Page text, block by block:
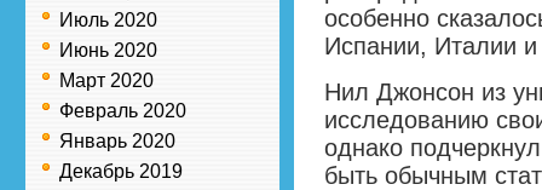
Июль 2020
Июнь 2020
Март 2020
Февраль 2020
Январь 2020
Декабрь 2019
особенно
Испании, Италии и
Нил Джонсон из
исследованию
однако
быть обычным